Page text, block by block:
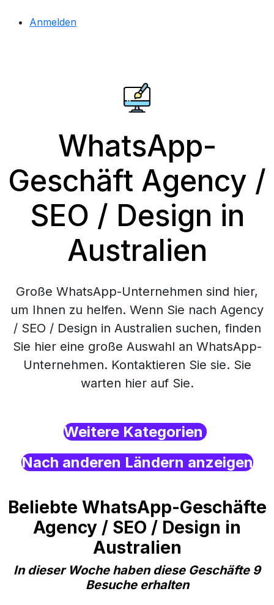
Anmelden
WhatsApp-
Geschäft Agency /
SEO / Design in
Australien
Große WhatsApp-Unternehmen sind hier,
um Ihnen zu helfen. Wenn Sie nach Agency
/ SEO / Design in Australien suchen, finden
Sie hier eine große Auswahl an WhatsApp-
Unternehmen. Kontaktieren Sie sie. Sie
warten hier auf Sie.
Weitere Kategorien
Nach anderen Ländern anzeigen
Beliebte WhatsApp-Geschäfte
Agency / SEO / Design in
Australien
In dieser Woche haben diese Geschäfte 9
Besuche erhalten